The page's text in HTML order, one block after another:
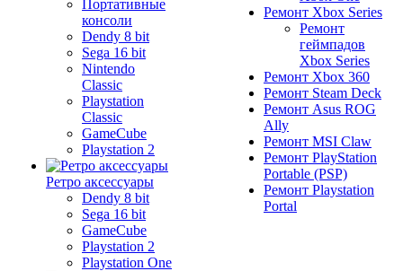
Портативные
консоли
Dendy 8 bit
Sega 16 bit
Nintendo
Classic
Playstation
Classic
GameCube
Playstation 2
Ретро аксессуары
Dendy 8 bit
Sega 16 bit
GameCube
Playstation 2
Playstation One
Ремонт Xbox Series
Ремонт
геймпадов
Xbox Series
Ремонт Xbox 360
Ремонт Steam Deck
Ремонт Asus ROG
Ally
Ремонт MSI Claw
Ремонт PlayStation
Portable (PSP)
Ремонт Playstation
Portal